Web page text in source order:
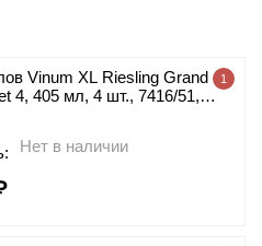
1
Vinum XL Riesling Grand
4, 405 мл, 4 шт., 7416/51,
Нет в наличии